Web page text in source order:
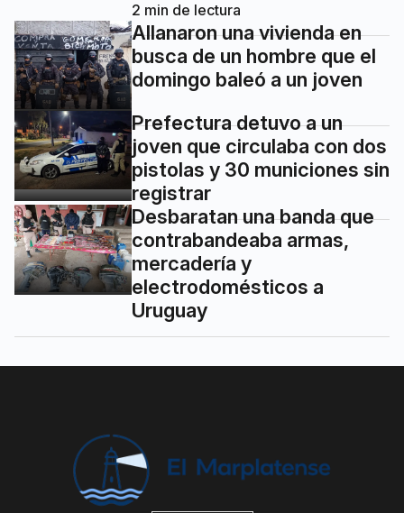
2 min de lectura
Allanaron una vivienda en
busca de un hombre que el
domingo baleó a un joven
Prefectura detuvo a un
joven que circulaba con dos
pistolas y 30 municiones sin
registrar
Desbaratan una banda que
contrabandeaba armas,
mercadería y
electrodomésticos a
Uruguay